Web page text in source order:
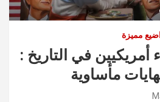
مميزة
أمريكيين في التاريخ :
مأساوية